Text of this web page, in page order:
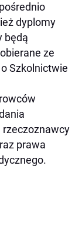
dyplomy
będą
ze
Szkolnictwie
prawa